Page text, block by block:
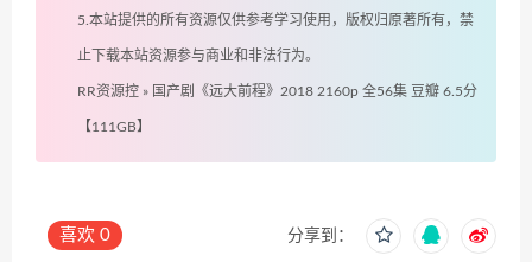
5.本站提供的所有资源仅供参考学习使用，版权归原著所有，禁
止下载本站资源参与商业和非法行为。
RR资源控 » 国产剧《远大前程》2018 2160p 全56集 豆瓣 6.5分
【111GB】
喜欢 0 分享到：